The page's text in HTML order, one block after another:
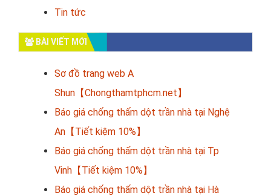
Tin tức
BÀI VIẾT MỚI
Sơ đồ trang web A
Shun【Chongthamtphcm.net】
Báo giá chống thấm dột trần nhà tại Nghệ
An【Tiết kiệm 10%】
Báo giá chống thấm dột trần nhà tại Tp
Vinh【Tiết kiệm 10%】
Báo giá chống thấm dột trần nhà tại Hà